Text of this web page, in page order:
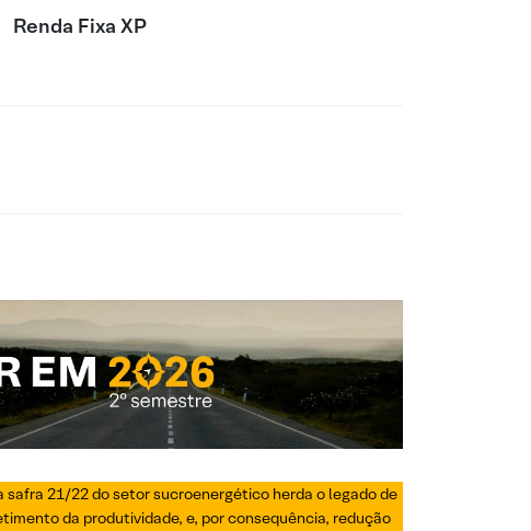
Renda Fixa XP
21/22 do setor sucroenergético herda o legado de
da produtividade, e, por consequência, redução